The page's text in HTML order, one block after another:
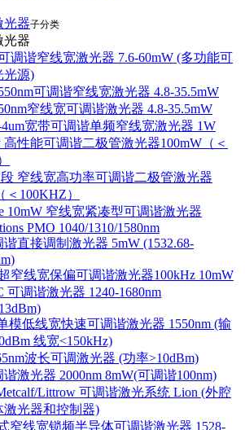
光器子分类
光器
调谐窄线宽激光器 7.6-60mW (多功能可
光源)
可调谐窄线宽激光器 4.8-35.5mW
窄线宽可调谐激光器 4.8-35.5mW
宽带可调谐单频窄线宽激光器 1W
高性能可调谐二极管激光器100mW（＜
段 窄线宽高功率可调谐二极管激光器
＜100KHZ）
10mW 窄线宽紧凑型可调谐激光器
PMO 1040/1310/1580nm
直接调制激光器 5mW (1532.68-
窄线宽保偏可调谐激光器100kHz 10mW
可调谐激光器 1240-1680nm
模低线宽快速可调谐激光器 1550nm (输
线宽<150kHz)
波长可调激光器 (功率>10dBm)
激光器 2000nm 8mW(可调谐100nm)
Littrow 可调谐激光系统 Lion (外腔
激光器和控制器)
窄线宽锁频半导体可调谐激光器 1528-